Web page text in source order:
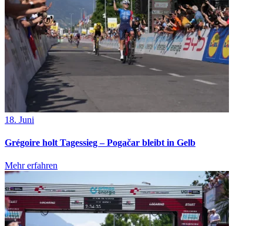
18. Juni
Grégoire holt Tagessieg – Pogačar bleibt in Gelb
Mehr erfahren